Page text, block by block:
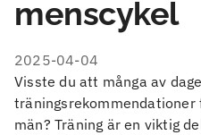
menscykel
2025-04-04
Visste du att många av
män? Träning är en viktig